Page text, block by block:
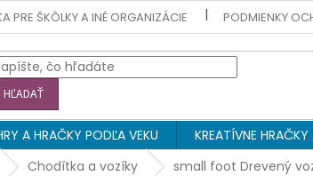
PRE ŠKÔLKY A INÉ ORGANIZÁCIE PODMIENKY
HĽADAŤ
A HRAČKY PODĽA VEKU KREATÍVNE HRAČKY
Chodítka a vozíky small foot Drevený